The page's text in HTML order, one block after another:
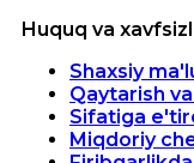
Huquq va
Shaxsiy
Qaytarish
Sifatiga
Miqdoriy